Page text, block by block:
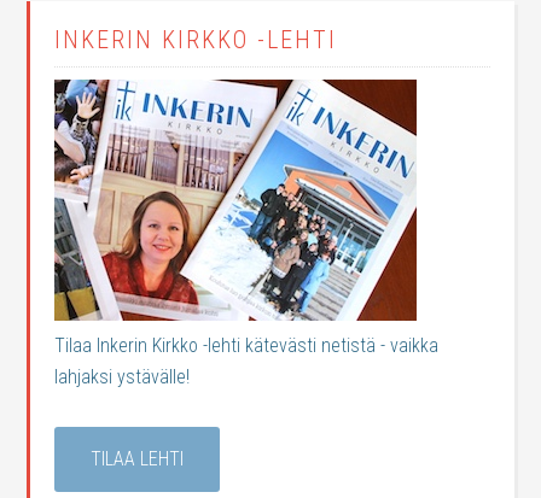
INKERIN KIRKKO -LEHTI
Tilaa Inkerin Kirkko -lehti kätevästi netistä - vaikka
lahjaksi ystävälle!
TILAA LEHTI